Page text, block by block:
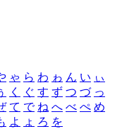
ゃ ら わ ゎ ん い ぃ
く ぐ す ず つ づ っ
て で ね へ べ ぺ め
よ ょ ろ を